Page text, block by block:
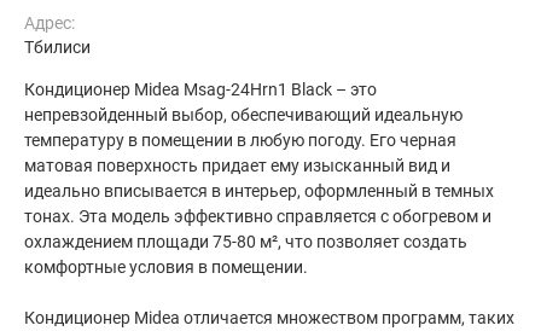
Адрес:
Тбилиси
Кондиционер Midea Msag-24Hrn1 Black – это
непревзойденный выбор, обеспечивающий идеальную
температуру в помещении в любую погоду. Его черная
матовая поверхность придает ему изысканный вид и
идеально вписывается в интерьер, оформленный в темных
тонах. Эта модель эффективно справляется с обогревом и
охлаждением площади 75-80 м², что позволяет создать
комфортные условия в помещении.
Кондиционер Midea отличается множеством программ, таких